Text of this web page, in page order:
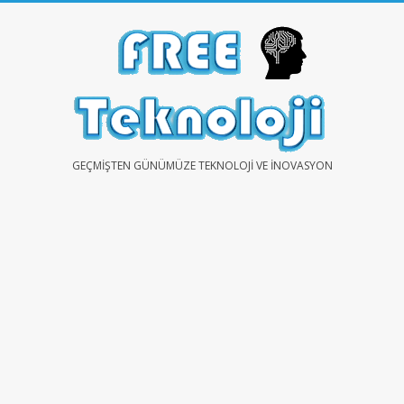
FREEGEÇMIŞTEN GÜNÜMÜZE TEKNOLOJI VE İNOVASYON